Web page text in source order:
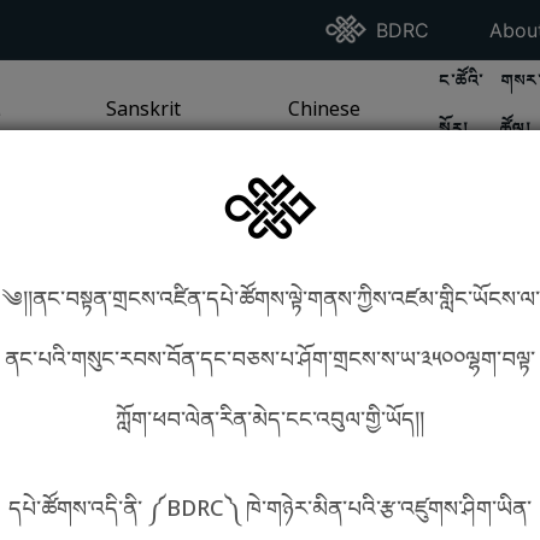
Go To BDRC
BDRC Go
/ SEA TRADITIONPAGE
GO TOSANSKRIT TRADITION
Sanskrit
GO TOCHINESE TRADITION
Chinese
GO TO
ང་ཚོའི་
སྐོར།
GO
ཚོལ།
༄།།ནང་བསྟན་གྲངས་འཛིན་དཔེ་ཚོགས་ལྟེ་གནས་ཀྱིས་འཛམ་གླིང་ཡོངས་ལ་
ནང་པའི་གསུང་རབས་བོན་དང་བཅས་པ་ཤོག་གྲངས་ས་ཡ་༣༥༠༠ལྷག་བལྟ་
ཀློག་ཕབ་ལེན་རིན་མེད་ངང་འབུལ་གྱི་ཡོད།།
དཔེ་ཚོགས་འདི་ནི་ ༼BDRC༽ ཁེ་གཉེར་མིན་པའི་རྩ་འཛུགས་ཤིག་ཡིན་
phonetics! How to find things?